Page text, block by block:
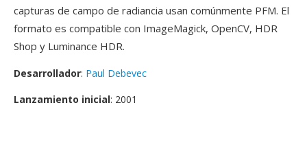
capturas de campo de radiancia usan comúnmente PFM. El
formato es compatible con ImageMagick, OpenCV, HDR
Shop y Luminance HDR.
Desarrollador: Paul Debevec
Lanzamiento inicial: 2001